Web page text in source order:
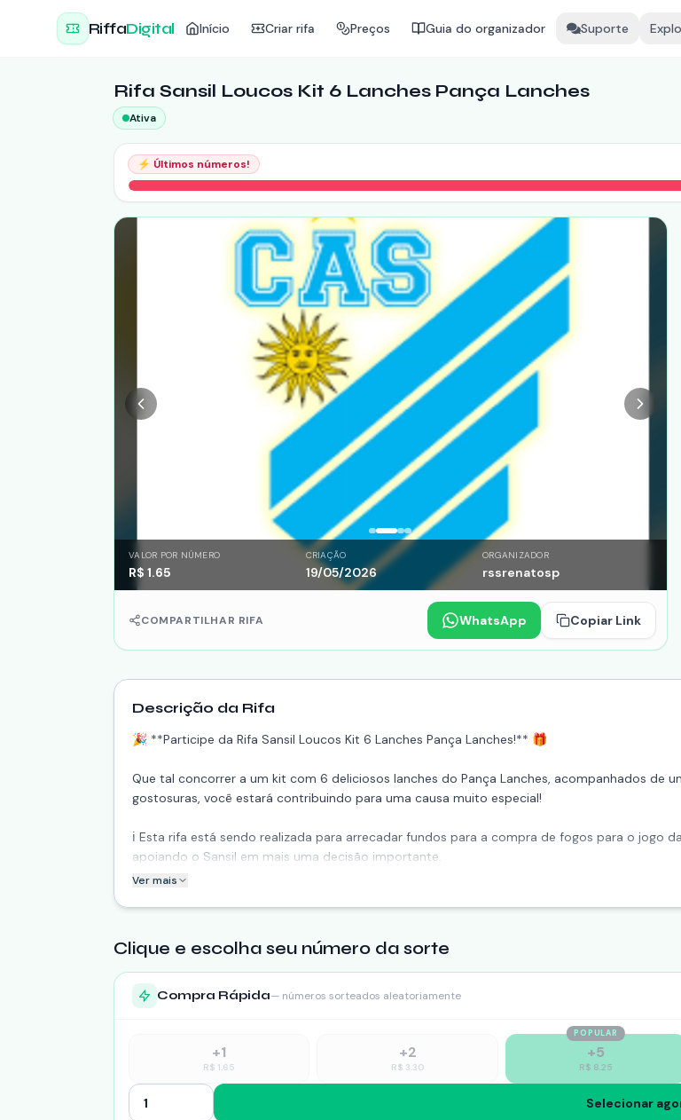
RiffaDigital Início Criar rifa Preços Guia do organizador Suporte
Rifa Sansil Loucos Kit 6 Lanches Pança Lanches
Ativa
⚡ Últimos números!
VALOR POR NÚMERO
R$ 1.65
CRIAÇÃO
19/05/2026
ORGANIZADOR
rssrenatosp
COMPARTILHAR RIFA WhatsApp Copiar Link
Descrição da Rifa
🎉 **Participe da Rifa Sansil Loucos Kit 6 Lanches Pança Lanches!** 🎁
Que tal concorrer a um kit com 6 deliciosos lanches do Pança Lanches, acompanhados de
gostosuras, você estará contribuindo para uma causa muito especial!
ℹ️ Esta rifa está sendo realizada para arrecadar fundos para a compra de fogos para o jogo
apoiando o Sansil em mais uma decisão importante.
Ver mais
Clique e escolha seu número da sorte
Compra Rápida— números sorteados aleatoriamente
+1
R$ 1.65
+2
R$ 3.30
POPULAR
+5
R$ 8.25
Selecionar